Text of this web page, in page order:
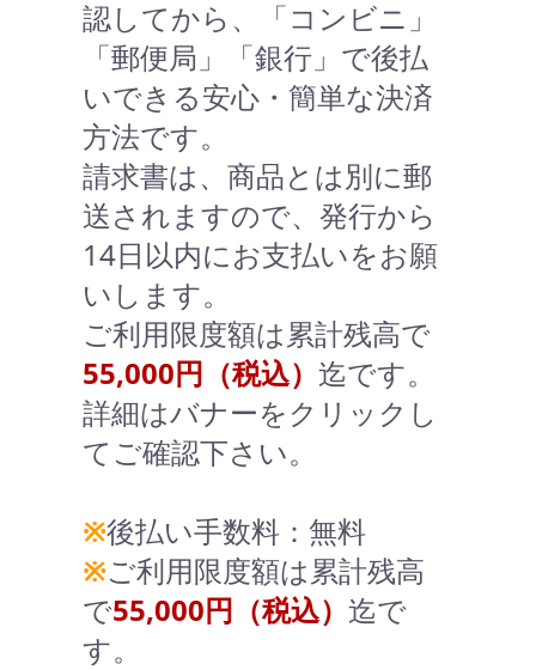
認してから、「コンビニ」
「郵便局」「銀行」で後払
いできる安心・簡単な決済
方法です。
請求書は、商品とは別に郵
送されますので、発行から
14日以内にお支払いをお願
いします。
ご利用限度額は累計残高で
55,000円（税込） 迄です。
詳細はバナーをクリックし
てご確認下さい。
※後払い手数料：無料
※ご利用限度額は累計残高
で55,000円（税込） 迄で
す。